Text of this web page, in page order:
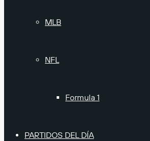
MLB
NFL
Formula 1
PARTIDOS DEL DÍA